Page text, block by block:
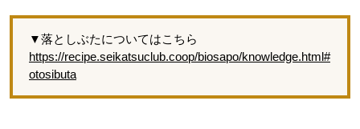
▼落としぶたについてはこちら
https://recipe.seikatsuclub.coop/biosapo/knowledge.html#
otosibuta